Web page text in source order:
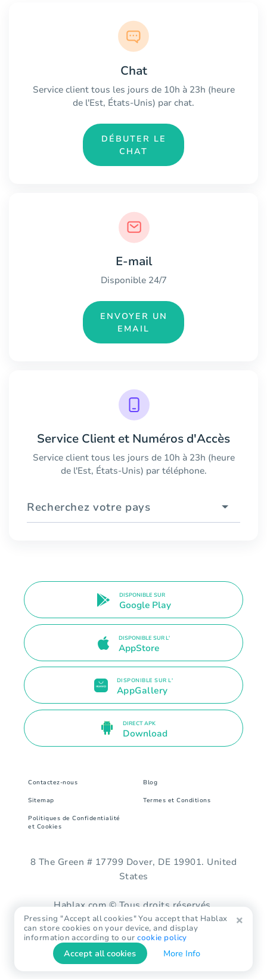
Chat
Service client tous les jours de 10h à 23h (heure
de l'Est, États-Unis) par chat.
DÉBUTER LE
CHAT
E-mail
Disponible 24/7
ENVOYER UN
EMAIL
Service Client et Numéros d'Accès
Service client tous les jours de 10h à 23h (heure
de l'Est, États-Unis) par téléphone.
Recherchez votre pays
DISPONIBLE SUR
Google Play
DISPONIBLE SUR L'
AppStore
DISPONIBLE SUR L'
AppGallery
DIRECT APK
Download
Contactez-nous Blog
Sitemap Termes et Conditions
Politiques de Confidentialité
et Cookies
8 The Green # 17799 Dover, DE 19901. United
States
Hablax.com © Tous droits réservés.
Pressing "Accept all cookies" You accept that Hablax
can store cookies on your device, and display
information according to ourcookie policy
Accept all cookies More Info